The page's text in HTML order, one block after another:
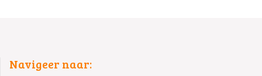
Navigeer naar: